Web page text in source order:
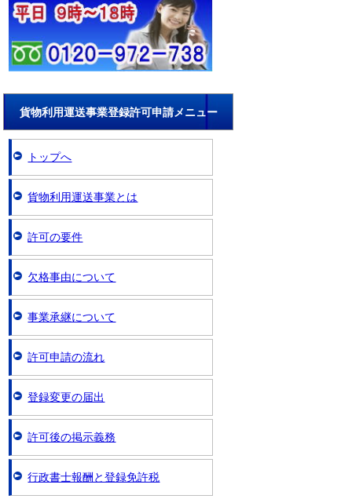
貨物利用運送事業登録許可申請メニュー
トップへ
貨物利用運送事業とは
許可の要件
欠格事由について
事業承継について
許可申請の流れ
登録変更の届出
許可後の掲示義務
行政書士報酬と登録免許税